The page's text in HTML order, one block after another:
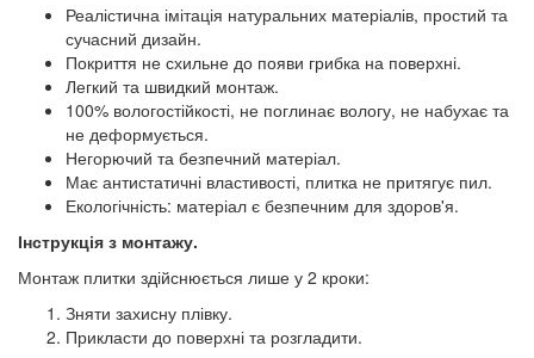
Реалістична імітація натуральних матеріалів, простий та
сучасний дизайн.
Покриття не схильне до появи грибка на поверхні.
Легкий та швидкий монтаж.
100% вологостійкості, не поглинає вологу, не набухає та
не деформується.
Негорючий та безпечний матеріал.
Має антистатичні властивості, плитка не притягує пил.
Екологічність: матеріал є безпечним для здоров'я.
Інструкція з монтажу.
Монтаж плитки здійснюється лише у 2 кроки:
Зняти захисну плівку.
Прикласти до поверхні та розгладити.